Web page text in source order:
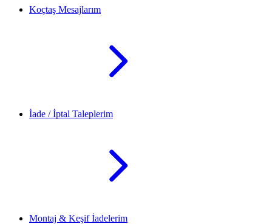
Koçtaş Mesajlarım
İade / İptal Taleplerim
Montaj & Keşif İadelerim